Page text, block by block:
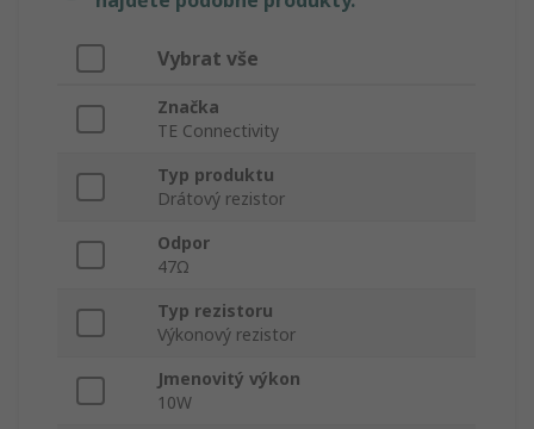
Vybrat vše
Značka
TE Connectivity
Typ produktu
Drátový rezistor
Odpor
47Ω
Typ rezistoru
Výkonový rezistor
Jmenovitý výkon
10W